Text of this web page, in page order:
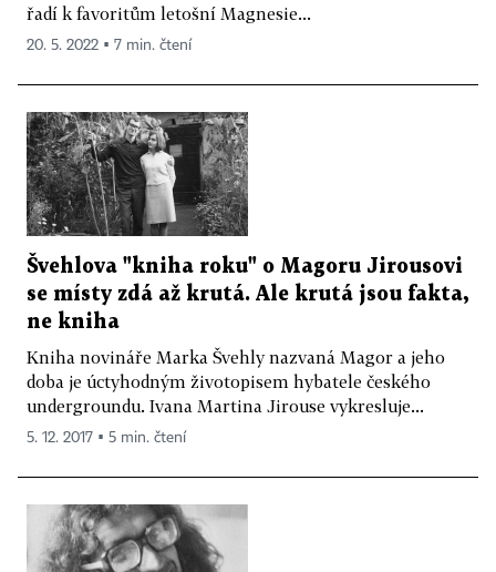
řadí k favoritům letošní Magnesie...
20. 5. 2022 ▪ 7 min. čtení
Švehlova "kniha roku" o Magoru Jirousovi
se místy zdá až krutá. Ale krutá jsou fakta,
ne kniha
Kniha novináře Marka Švehly nazvaná Magor a jeho
doba je úctyhodným životopisem hybatele českého
undergroundu. Ivana Martina Jirouse vykresluje...
5. 12. 2017 ▪ 5 min. čtení